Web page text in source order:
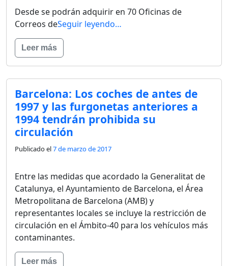
Desde se podrán adquirir en 70 Oficinas de
Correos deSeguir leyendo…
Leer más
Barcelona: Los coches de antes de
1997 y las furgonetas anteriores a
1994 tendrán prohibida su
circulación
Publicado el7 de marzo de 2017
Entre las medidas que acordado la Generalitat de
Catalunya, el Ayuntamiento de Barcelona, el Área
Metropolitana de Barcelona (AMB) y
representantes locales se incluye la restricción de
circulación en el Ámbito-40 para los vehículos más
contaminantes.
Leer más